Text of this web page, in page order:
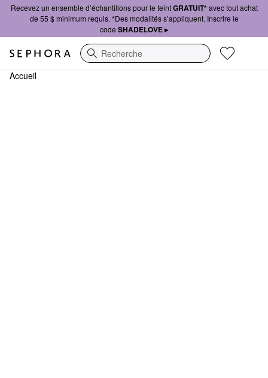
Recevez un ensemble d’échantillons pour le teintGRATUIT*avec tout achat
de 55 $ minimum requis. *Des modalités s’appliquent. Inscrire le
code SHADELOVE ▸
Recherche
Accueil